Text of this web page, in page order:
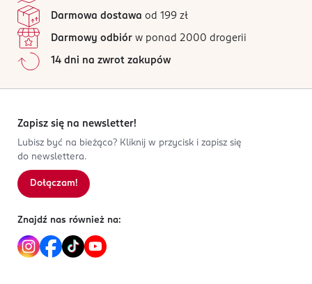
Darmowa dostawa od 199 zł
Darmowy odbiór w ponad 2000 drogerii
14 dni na zwrot zakupów
Zapisz się na newsletter!
Lubisz być na bieżąco? Kliknij w przycisk i zapisz się
do newslettera.
Dołączam!
Znajdź nas również na: